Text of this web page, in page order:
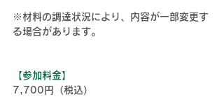
※材料の調達状況により、内容が一部変更す
る場合があります。
【参加料金】
7,700円（税込）